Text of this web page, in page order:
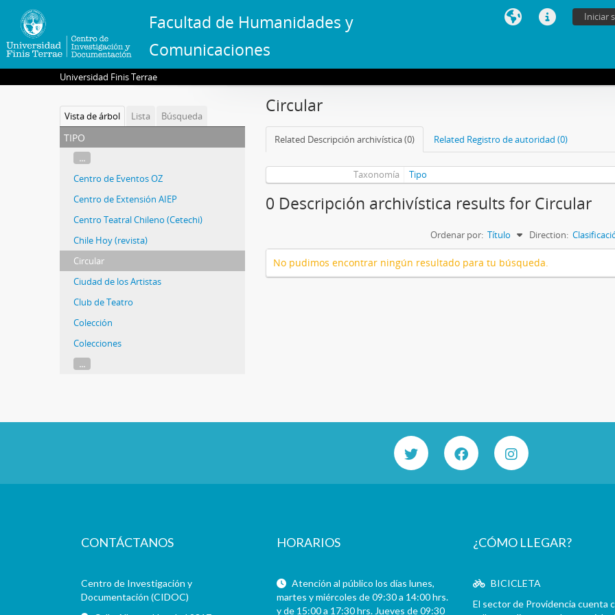
Facultad de Humanidades y
Comunicaciones
Iniciar
Universidad Finis Terrae
Vista de árbol Lista Búsqueda
tipo
...
Centro de Eventos OZ
Centro de Extensión AIEP
Centro Teatral Chileno (Cetechi)
Chile Hoy (revista)
Circular
Ciudad de los Artistas
Club de Teatro
Colección
Colecciones
...
Circular
Related Descripción archivística (0) Related Registro de autoridad (0)
Taxonomía Tipo
0 Descripción archivística results for Circular
Ordenar por: Título Direction:
No pudimos encontrar ningún resultado para tu búsqueda.
CONTÁCTANOS
Centro de Investigación y
Documentación (CIDOC)
HORARIOS
Atención al público los días lunes,
martes y miércoles de 09:30 a 14:00 hrs.
y de 15:00 a 17:30 hrs. Jueves de 09:30
¿CÓMO LLEGAR?
BICICLETA
El sector de Providencia cuenta